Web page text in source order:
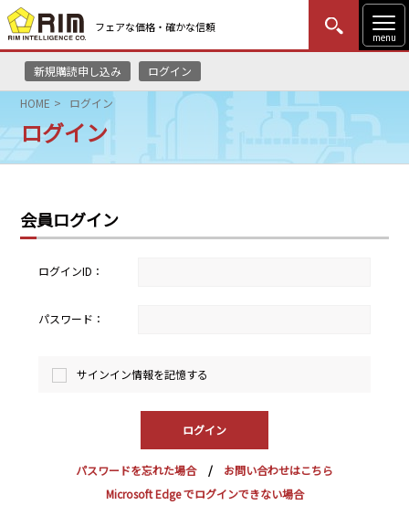
フェアな価格・確かな信頼
menu
新規購読申し込み ログイン
MENU
はじめての方
HOME
リムレポート
メソドロジー
研修・セミナー
English Website
瑞姆亜太能源諮問(北京)
HOME ログイン
ログイン
会員ログイン
ログインID：
パスワード：
サインイン情報を記憶する
パスワードを忘れた場合
お問い合わせはこちら
Microsoft Edge でログインできない場合